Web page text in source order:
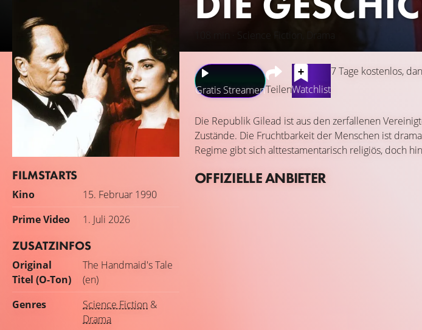
108 min · Science Fiction, Drama
FILMSTARTS
Kino
15. Februar 1990
Prime Video
1. Juli 2026
ZUSATZINFOS
Original
Titel (O-Ton)
The Handmaid's Tale
(en)
Genres
Science Fiction &
Drama
Gratis StreamenTeilenWatchlist
7 Tage kostenlos,
Die Republik Gilead ist aus den zerfallenen
Zustände. Die Fruchtbarkeit der Menschen ist
Regime gibt sich alttestamentarisch religiös, doch
OFFIZIELLE ANBIETER